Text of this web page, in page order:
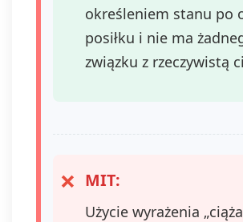
określeniem stanu po
posiłku i nie ma
związku z rzeczywistą
MIT:
Użycie wyrażenia „ciąża